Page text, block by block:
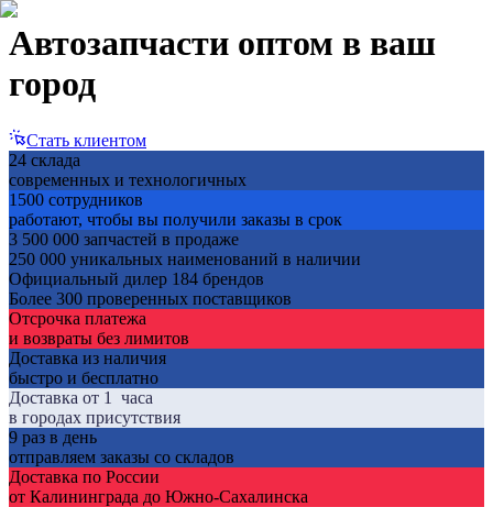
Автозапчасти оптом в ваш
город
Стать клиентом
24 склада
современных и технологичных
1500 сотрудников
работают, чтобы вы получили заказы в срок
3 500 000 запчастей в продаже
250 000 уникальных наименований в наличии
Официальный дилер 184 брендов
Более 300 проверенных поставщиков
Отсрочка платежа
и возвраты без лимитов
Доставка из наличия
быстро и бесплатно
Доставка от 1 часа
в городах присутствия
9 раз в день
отправляем заказы со складов
Доставка по России
от Калининграда до Южно-Сахалинска